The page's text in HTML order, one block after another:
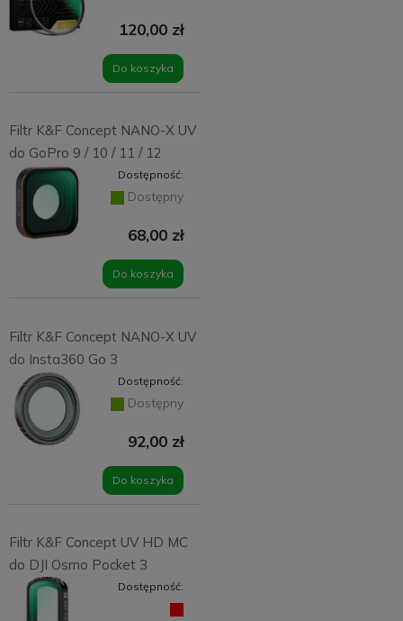
120,00 zł
Do koszyka
Filtr K&F Concept NANO-X UV
do GoPro 9 / 10 / 11 / 12
Dostępność:
Dostępny
68,00 zł
Do koszyka
Filtr K&F Concept NANO-X UV
do Insta360 Go 3
Dostępność:
Dostępny
92,00 zł
Do koszyka
Filtr K&F Concept UV HD MC
do DJI Osmo Pocket 3
Dostępność: